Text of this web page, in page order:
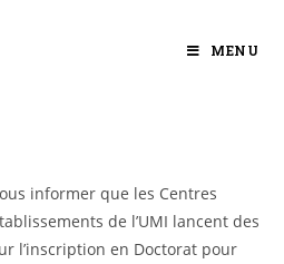
MENU
informer que les Centres
de l’UMI lancent des
l’inscription en Doctorat pour